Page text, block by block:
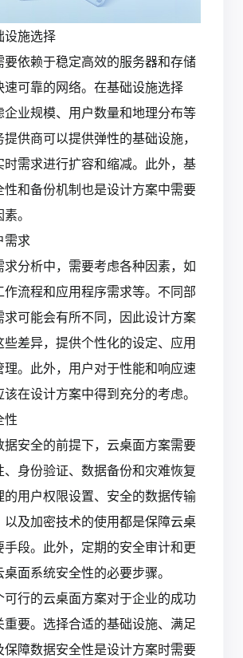
设施选择
要依赖于稳定高效的服务器和存储
速可靠的网络。在基础设施选择
企业规模、用户数量和地理分布等
供商可以提供弹性的基础设施，
时需求进行扩容和缩减。此外，基
性和备份机制也是设计方案中需要
。
需求
求分析中，需要考虑各种因素，如
作流程和应用程序需求等。不同部
求可能会有所不同，因此设计方案
些差异，提供个性化的设定、应用
理。此外，用户对于性能和响应速
在设计方案中得到充分的考虑。
性
据安全的前提下，云桌面方案需要
、身份验证、数据备份和灾难恢复
的用户权限设置、安全的数据传输
以及加密技术的使用都是保障云桌
手段。此外，定期的安全审计和更
面系统安全性的必要步骤。
可行的云桌面方案对于企业的成功
重要。选择合适的基础设施、满足
保障数据安全性是设计方案时需要